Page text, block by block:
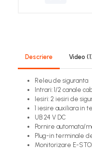
Regulatoare de
Seria DTK
Seria DT3
Accesorii
Controler PID avansat
Descriere Video
Releu de siguranta
Intrari: 1/2 canale
Iesiri: 2 iesiri de
1 iesire auxiliara in
UB 24 V DC
Pornire automata/
Plug-in terminale
Monitorizare E-